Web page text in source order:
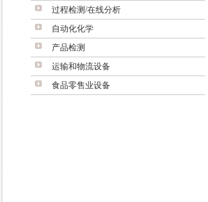
过程检测/在线分析
自动化化学
产品检测
运输和物流设备
食品零售业设备